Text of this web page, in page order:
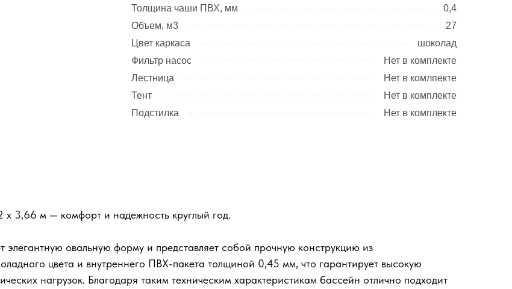
Толщина чаши ПВХ, мм
0,4
Объем, м3
27
Цвет каркаса
шоколад
Фильтр насос
Нет в комплекте
Лестница
Нет в комлпекте
Тент
Нет в комплекте
Подстилка
Нет в комплекте
3,66 м — комфорт и надежность круглый год.
элегантную овальную форму и представляет собой прочную конструкцию из
цвета и внутреннего ПВХ-пакета толщиной 0,45 мм, что гарантирует высокую
нагрузок. Благодаря таким техническим характеристикам бассейн отлично подходит